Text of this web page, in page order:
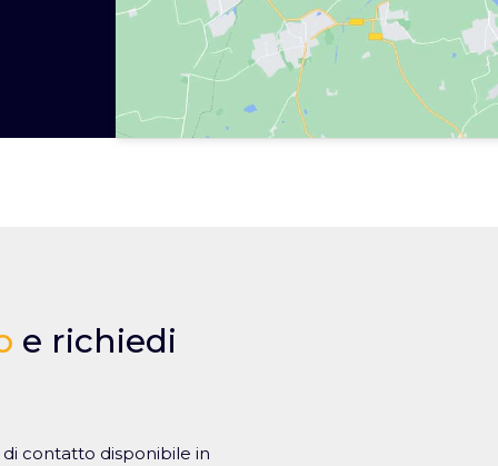
e richiedi
contatto disponibile in